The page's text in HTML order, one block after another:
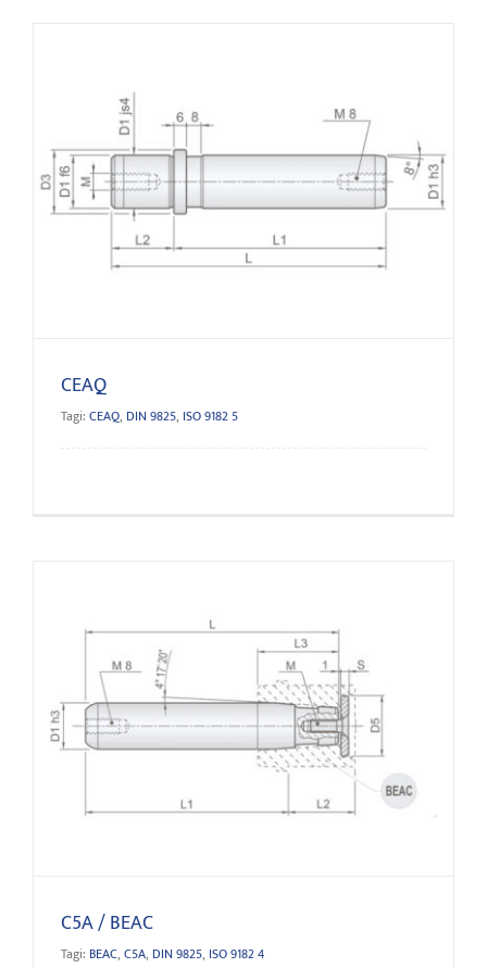
CEAQ
CEAQ
Tagi: CEAQ, DIN 9825, ISO 9182 5
C5A / BEAC
C5A / BEAC
Tagi: BEAC, C5A, DIN 9825, ISO 9182 4